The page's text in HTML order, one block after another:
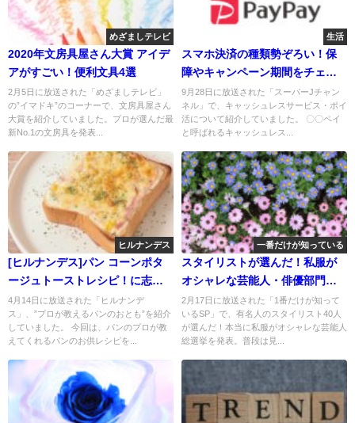
めざましテレビ
2020年文房具屋さん大賞 アイデ
アがすごい！便利文具4選
2月5日に放送された「めざましテレビ」
の”イマドキ”のコーナーで、文房具屋さん
大賞を紹介していました。プロが選んだ最
新No.1の文房具を発表...
生活
スマホ決済の種類勢ぞろい！保
障やキャンペーン期間をチェッ
ク！
9月28日に放送された「スーパーJチャン
ネル」で、キャッシュレスサービス・ポイ
活について紹介していました。 〇〇ペイ
と呼ばれるキャッシュレス...
ヒルナンデス
[ヒルナンデス]パン コーンポタ
ージュトーストレシピ！に志か
わ
4月14日に放送された「ヒルナンデ
ス」、”プロが教えるパンのおとも”を紹介
していました。 今回は、パンのプロが教
えてくれるパンのお供レシピを...
一番だけが知っている
スタイリストが選んだ！私服が
オシャレな芸能人・俳優部門
TOP5
2月17日に放送された「1番だけが知って
いるSP」で、有名人のスタイリスト40人
が選んだ！本当に私服がオシャレな芸能人
総選挙を発表。普段は見...